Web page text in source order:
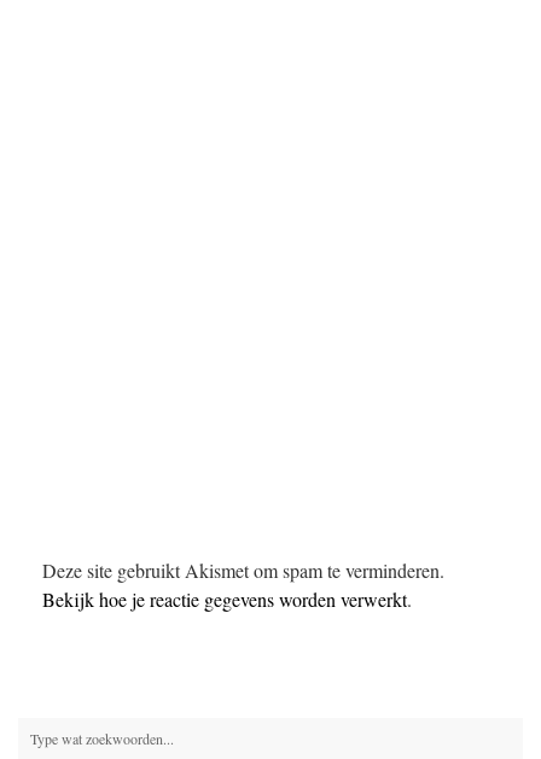
Deze site gebruikt Akismet om spam te verminderen.
Bekijk hoe je reactie gegevens worden verwerkt.